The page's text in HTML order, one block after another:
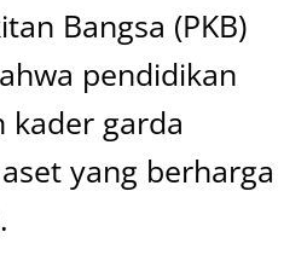
Bangsa (PKB)
pendidikan
kader garda
yang berharga